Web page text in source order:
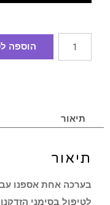
הוספה
תיאור
תיאור
לטיפול בסימני